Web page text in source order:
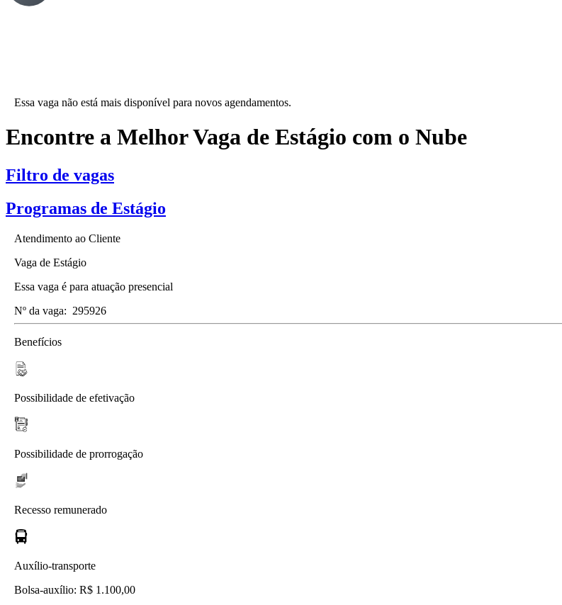
Essa vaga não está mais disponível para novos agendamentos.
Encontre a Melhor Vaga de Estágio com o Nube
Filtro de vagas
Programas de Estágio
Atendimento ao Cliente
Vaga de Estágio
Essa vaga é para atuação presencial
Nº da vaga: 295926
Benefícios
Possibilidade de efetivação
Possibilidade de prorrogação
Recesso remunerado
Auxílio-transporte
Bolsa-auxílio: R$ 1.100,00